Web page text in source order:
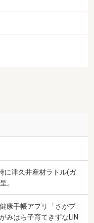
に津久井産材ラトル(ガ
。
康手帳アプリ「さがプ
みはら子育てきずなLIN